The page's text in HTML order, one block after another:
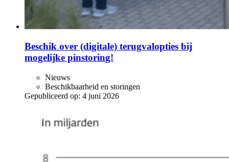
Beschik over (digitale) terugvalopties bij
mogelijke pinstoring!
Nieuws
Beschikbaarheid en storingen
Gepubliceerd op: 4 juni 2026